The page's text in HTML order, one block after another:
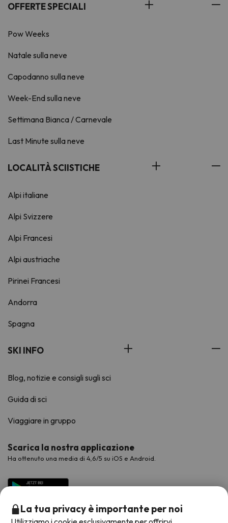
OFFERTE SPECIALI
Pow Weeks
Natale sulla neve
Capodanno sulla neve
Week-End sulla neve
Settimana Bianca / Carnevale
Last Minute sulla neve
LOCALITÀ SCIISTICHE
Alpi italiane
Alpi Svizzere
Alpi Francesi
Alpi austriache
Pirinei Francesi
Andorra
Spagna
SKI INFO
Blog, notizie e consigli sugli sci
Guida di sci
Viaggiare in gruppo
Scarica la nostra applicazione
Ha ottenuto una media di 4,6/5 su iOS e Android.
La tua privacy è importante per noi